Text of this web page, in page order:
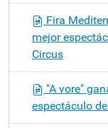
Fira
mejor
Circus
"A vore"
espectáculo